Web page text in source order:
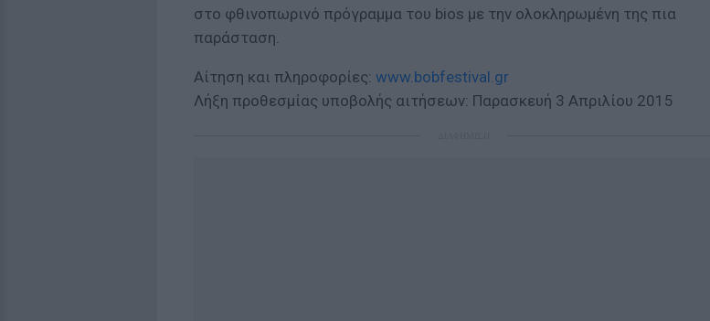
στο φθινοπωρινό πρόγραμμα του bios με την ολοκληρωμένη της πια
παράσταση.
Αίτηση και πληροφορίες: www.bobfestival.gr
Λήξη προθεσμίας υποβολής αιτήσεων: Παρασκευή 3 Απριλίου 2015